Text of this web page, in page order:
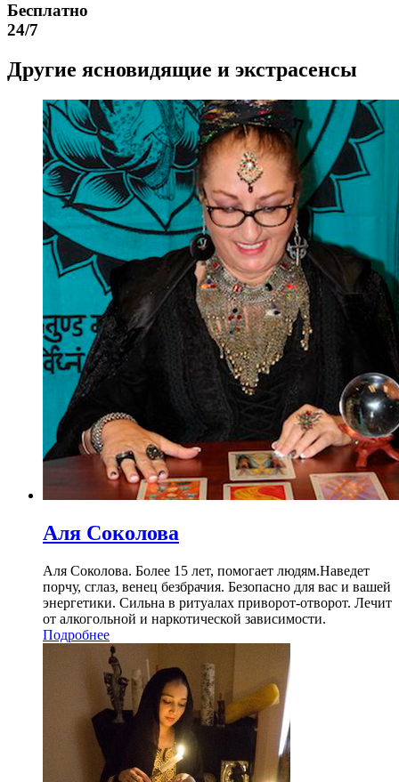
Бесплатно
24/7
Другие ясновидящие и экстрасенсы
Аля Соколова
Аля Соколова. Более 15 лет, помогает людям.Наведет
порчу, сглаз, венец безбрачия. Безопасно для вас и вашей
энергетики. Сильна в ритуалах приворот-отворот. Лечит
от алкогольной и наркотической зависимости.
Подробнее